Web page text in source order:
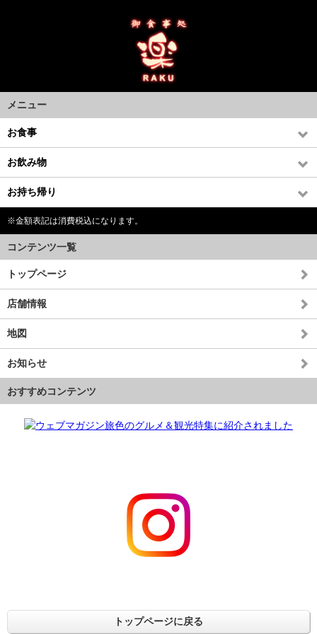
メニュー
お食事
お飲み物
お持ち帰り
※金額表記は消費税込になります。
コンテンツ一覧
トップページ
店舗情報
地図
お知らせ
おすすめコンテンツ
トップページに戻る